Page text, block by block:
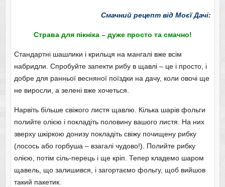
Смачний рецепт від Моєї Дачі:
Страва для пікніка – дуже просто та смачно!
Стандартні шашлики і крильця на мангалі вже всім
набридли. Спробуйте запекти рибу в щавлі – це і просто, і
добре для ранньої весняної поїздки на дачу, коли овочі ще
не виросли, а зелені вже хочеться.
Нарвіть більше свіжого листя щавлю. Кілька шарів фольги
полийте олією і покладіть половину вашого листя. На них
зверху шкіркою донизу покладіть свіжу почищену рибку
(лосось або горбуша – взагалі чудово!). Полийте рибку
олією, потім сіль-перець і ще кріп. Тепер кладемо шаром
щавель, що залишився, і загортаємо фольгу, щоб вийшов
такий пакетик.